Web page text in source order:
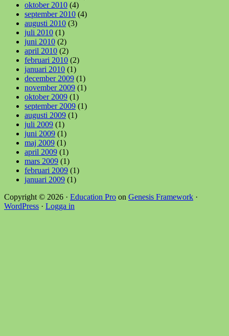
oktober 2010 (4)
september 2010 (4)
augusti 2010 (3)
juli 2010 (1)
juni 2010 (2)
april 2010 (2)
februari 2010 (2)
januari 2010 (1)
december 2009 (1)
november 2009 (1)
oktober 2009 (1)
september 2009 (1)
augusti 2009 (1)
juli 2009 (1)
juni 2009 (1)
maj 2009 (1)
april 2009 (1)
mars 2009 (1)
februari 2009 (1)
januari 2009 (1)
Copyright © 2026 · Education Pro on Genesis Framework ·
WordPress · Logga in